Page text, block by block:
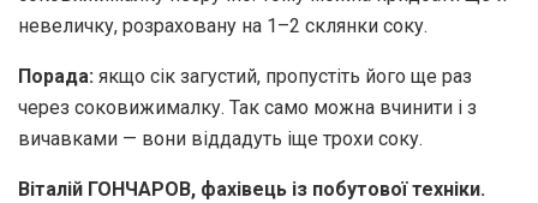
невеличку, розраховану на 1–2 склянки соку.
Порада: якщо сік загустий, пропустіть його ще раз
через соковижималку. Так само можна вчинити і з
вичавками — вони віддадуть іще трохи соку.
Віталій ГОНЧАРОВ, фахівець із побутової техніки.